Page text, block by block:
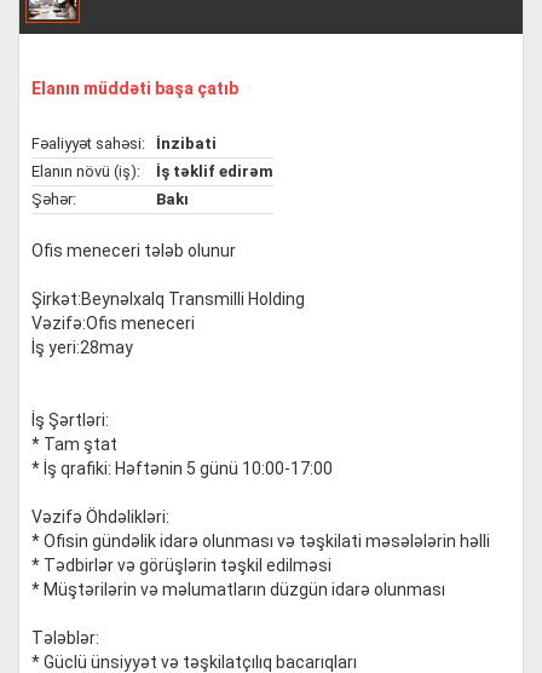
Elanın müddəti başa çatıb
Fəaliyyət sahəsi:
İnzibati
Elanın növü (iş):
İş təklif edirəm
Şəhər:
Bakı
Ofis meneceri tələb olunur
Şirkət:Beynəlxalq Transmilli Holding
Vəzifə:Ofis meneceri
İş yeri:28may
İş Şərtləri:
* Tam ştat
* İş qrafiki: Həftənin 5 günü 10:00-17:00
Vəzifə Öhdəlikləri:
* Ofisin gündəlik idarə olunması və təşkilati məsələlərin həlli
* Tədbirlər və görüşlərin təşkil edilməsi
* Müştərilərin və məlumatların düzgün idarə olunması
Tələblər:
* Güclü ünsiyyət və təşkilatçılıq bacarıqları